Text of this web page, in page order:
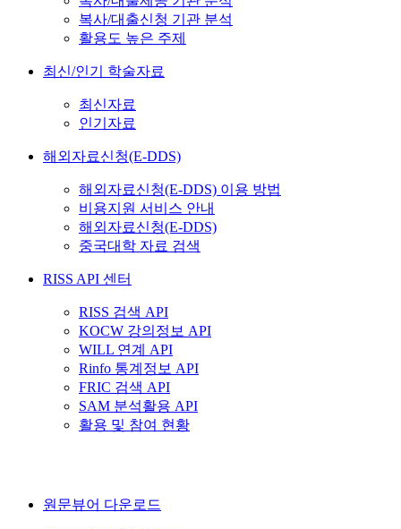
복사/대출신청 기관 분석
활용도 높은 주제
최신/인기 학술자료
최신자료
인기자료
해외자료신청(E-DDS)
해외자료신청(E-DDS) 이용 방법
비용지원 서비스 안내
해외자료신청(E-DDS)
중국대학 자료 검색
RISS API 센터
RISS 검색 API
KOCW 강의정보 API
WILL 연계 API
Rinfo 통계정보 API
FRIC 검색 API
SAM 분석활용 API
활용 및 참여 현황
원문뷰어 다운로드